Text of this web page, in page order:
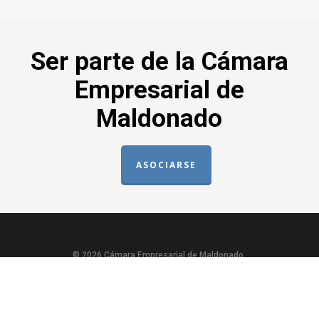
Ser parte de la Cámara
Empresarial de
Maldonado
ASOCIARSE
© 2026 Cámara Empresarial de Maldonado.